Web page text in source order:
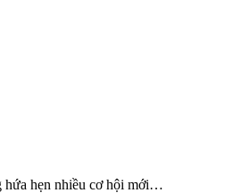
hứa hẹn nhiều cơ hội mới…